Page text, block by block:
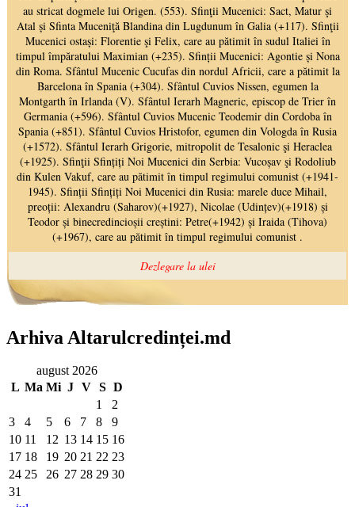
Arhiva Altarulcredinței.md
august 2026
L Ma Mi J V S D
1
2
3
4 5 6 7 8
9
10 11 12 13 14 15 16
17 18 19 20 21 22 23
24 25 26 27 28 29 30
31